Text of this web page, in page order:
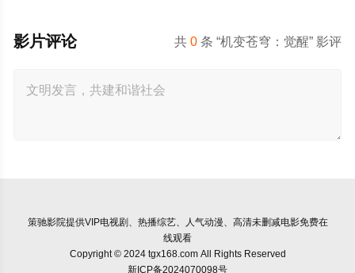
共0 条 “机变苍穹：觉醒” 影评
影片评论
策驰影院提供VIP电视剧、热播综艺、人气动漫、高清未删减电影免费在
线观看
Copyright © 2024 tgx168.com All Rights Reserved
新ICP备2024070098号